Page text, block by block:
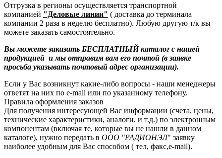
Отгрузка в регионы осуществляется транспортной
компанией "Деловые линии" ( доставка до терминала
компании 2 раза в неделю бесплатно). Любую другую т/к вы
можете заказать самостоятельно.
Вы можете заказать БЕСПЛАТНЫЙ каталог с нашей
продукцией и мы отправим вам его почтой (в заявке
просьба указывать почтовый адрес организации).
Если у Вас возникнут какие-либо вопросы - наши менеджеры
ответят на них по e-mail или по указанному телефону.
Правила оформления заказов
Для получения интересующей Вас информации (счета, цены,
технические характеристики, аналоги, и т.д.) по электронным
компонентам (включая те, которые вы не нашли в данном
каталоге), нужно передать в ООО "РАДИОНЭЛ" заявку
наиболее удобным для Вас способом ( тел, факс,e-mail).